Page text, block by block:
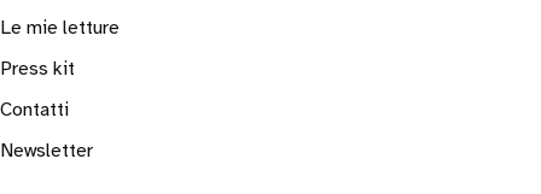
Le mie letture
Press kit
Contatti
Newsletter